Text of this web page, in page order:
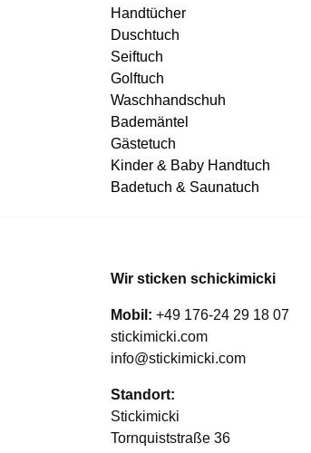
Handtücher
Duschtuch
Seiftuch
Golftuch
Waschhandschuh
Bademäntel
Gästetuch
Kinder & Baby Handtuch
Badetuch & Saunatuch
Wir sticken schickimicki
Mobil: +49 176-24 29 18 07
stickimicki.com
info@stickimicki.com
Standort:
Stickimicki
Tornquiststraße 36